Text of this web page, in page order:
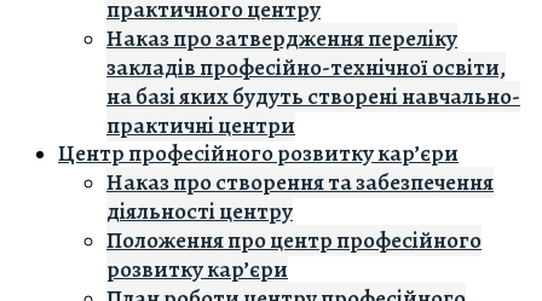
практичного центру
Наказ про затвердження переліку
закладів професійно-технічної освіти,
на базі яких будуть створені навчально-
практичні центри
Центр професійного розвитку кар’єри
Наказ про створення та забезпечення
діяльності центру
Положення про центр професійного
розвитку кар’єри